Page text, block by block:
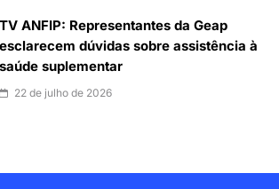
TV ANFIP: Representantes da Geap
esclarecem dúvidas sobre assistência à
saúde suplementar
22 de julho de 2026